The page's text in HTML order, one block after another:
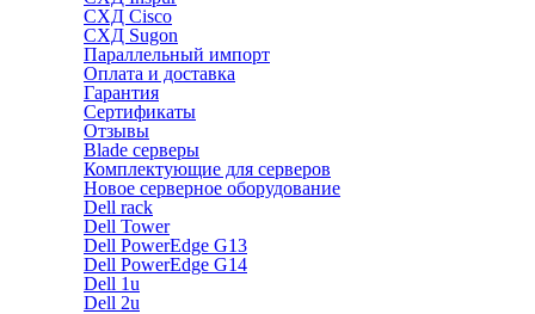
СХД Cisco
СХД Sugon
Параллельный импорт
Оплата и доставка
Гарантия
Сертификаты
Отзывы
Blade серверы
Комплектующие для серверов
Новое серверное оборудование
Dell rack
Dell Tower
Dell PowerEdge G13
Dell PowerEdge G14
Dell 1u
Dell 2u